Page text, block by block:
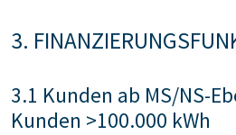
3.
3.1 Kunden ab MS/NS-
Kunden >100.000 kWh